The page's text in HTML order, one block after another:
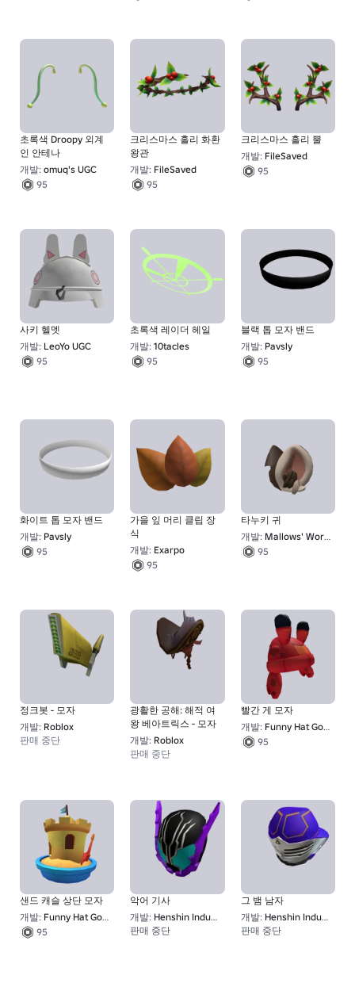
초록색 Droopy 외계
인 안테나
개발: omuq's UGC
95
크리스마스 홀리 화환
왕관
개발: FileSaved
95
크리스마스 홀리 뿔
개발: FileSaved
95
사키 헬멧
개발: LeoYo UGC
95
초록색 레이더 헤일
개발: 10tacles
95
블랙 톱 모자 밴드
개발: Pavsly
95
화이트 톱 모자 밴드
개발: Pavsly
95
가을 잎 머리 클립 장
식
개발: Exarpo
95
타누키 귀
개발: Mallows' Workshop
95
정크봇 - 모자
개발: Roblox
판매 중단
광활한 공해: 해적 여
왕 베아트릭스 - 모자
개발: Roblox
판매 중단
빨간 게 모자
개발: Funny Hat Go BRR
95
샌드 캐슬 상단 모자
개발: Funny Hat Go BRR
95
악어 기사
개발: Henshin Industries
판매 중단
1
그 뱀 남자
개발: Henshin Industries
판매 중단